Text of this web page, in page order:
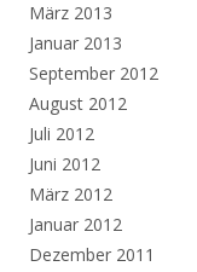
März 2013
Januar 2013
September 2012
August 2012
Juli 2012
Juni 2012
März 2012
Januar 2012
Dezember 2011